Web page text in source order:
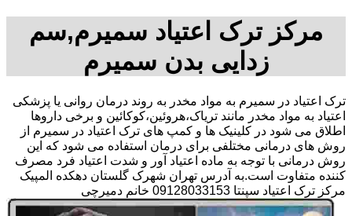
مرکز ترک اعتیاد سمیرم,سم
زدایی بدن سمیرم
ترک اعتیاد در سمیرم به مواد مخدر به روند درمان روانی یا پزشکی
اعتیاد به مواد مخدر مانند تریاک،هروئین،کوکائین و برخی داروها
اطلاق می شود در کلینیک ها و کمپ های ترک اعتیاد در سمیرم از
روش های درمانی مختلفی برای درمان استفاده می شود که این
روش درمانی با توجه به ماده اعتیاد آور و شدت اعتیاد فرد مصرف
کننده متفاوت است.به آدرس تهران شهرک گلستان دهکده المپیک
مرکز ترک اعتیاد سپنتا 09128033153 خانم دمیرچی